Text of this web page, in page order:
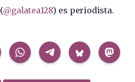
(@galatea128) es periodista.